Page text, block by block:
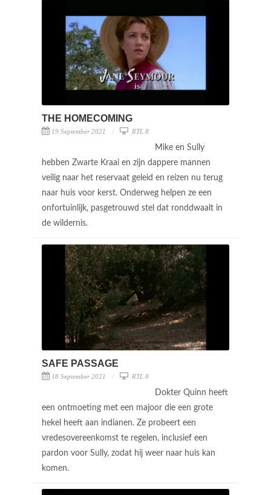
THE HOMECOMING
19 September 2021 RTL 8
Mike en Sully
hebben Zwarte Kraai en zijn dappere mannen
veilig naar het reservaat geleid en reizen nu terug
naar huis voor kerst. Onderweg helpen ze een
onfortuinlijk, pasgetrouwd stel dat ronddwaalt in
de wildernis.
SAFE PASSAGE
18 September 2021 RTL 8
Dokter Quinn heeft
een ontmoeting met een majoor die een grote
hekel heeft aan indianen. Ze probeert een
vredesovereenkomst te regelen, inclusief een
pardon voor Sully, zodat hij weer naar huis kan
komen.